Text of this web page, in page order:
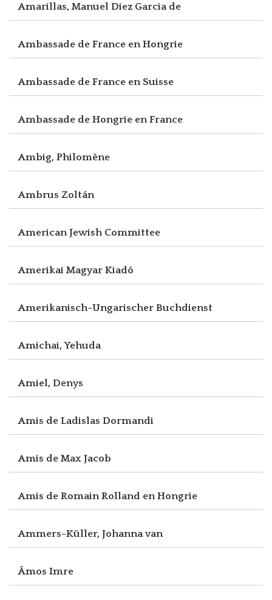
Amarillas, Manuel Diez Garcia de
Ambassade de France en Hongrie
Ambassade de France en Suisse
Ambassade de Hongrie en France
Ambig, Philomène
Ambrus Zoltán
American Jewish Committee
Amerikai Magyar Kiadó
Amerikanisch-Ungarischer Buchdienst
Amichai, Yehuda
Amiel, Denys
Amis de Ladislas Dormandi
Amis de Max Jacob
Amis de Romain Rolland en Hongrie
Ammers-Küller, Johanna van
Ámos Imre